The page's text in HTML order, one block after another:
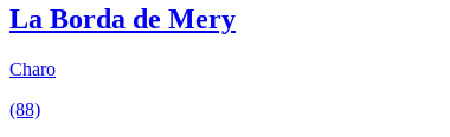
La Borda de Mery
Charo
(88)